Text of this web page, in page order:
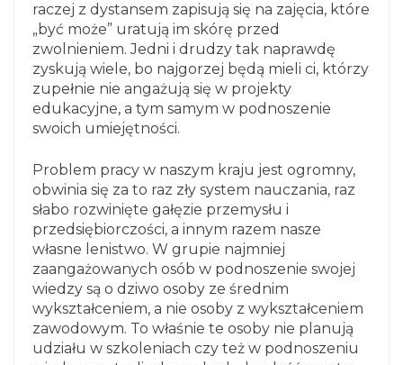
raczej z dystansem zapisują się na zajęcia, które
„być może” uratują im skórę przed
zwolnieniem. Jedni i drudzy tak naprawdę
zyskują wiele, bo najgorzej będą mieli ci, którzy
zupełnie nie angażują się w projekty
edukacyjne, a tym samym w podnoszenie
swoich umiejętności.
Problem pracy w naszym kraju jest ogromny,
obwinia się za to raz zły system nauczania, raz
słabo rozwinięte gałęzie przemysłu i
przedsiębiorczości, a innym razem nasze
własne lenistwo. W grupie najmniej
zaangażowanych osób w podnoszenie swojej
wiedzy są o dziwo osoby ze średnim
wykształceniem, a nie osoby z wykształceniem
zawodowym. To właśnie te osoby nie planują
udziału w szkoleniach czy też w podnoszeniu